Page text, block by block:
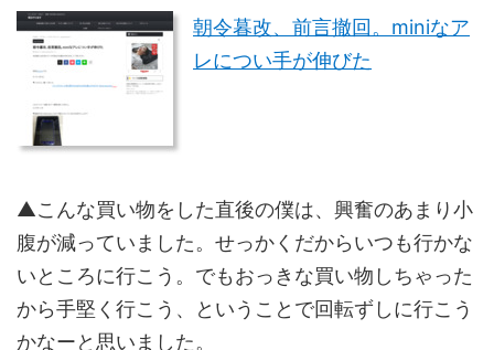
朝令暮改、前言撤回。miniなア
レについ手が伸びた
▲こんな買い物をした直後の僕は、興奮のあまり小
腹が減っていました。せっかくだからいつも行かな
いところに行こう。でもおっきな買い物しちゃった
から手堅く行こう、ということで回転ずしに行こう
かなーと思いました。